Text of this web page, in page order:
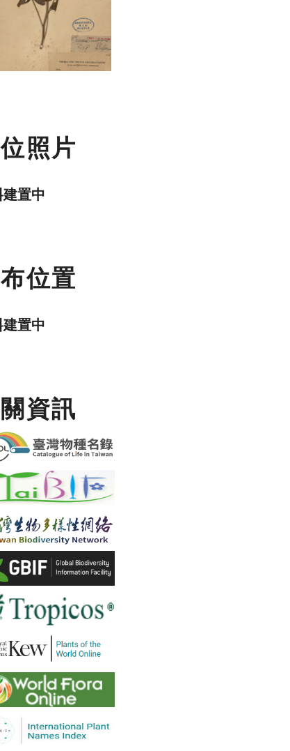
照片
建置中
位置
建置中
資訊